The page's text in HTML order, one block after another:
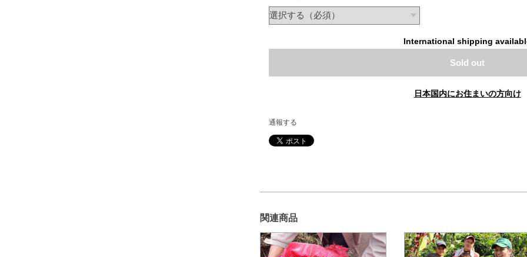
International shipping
Sold out
日本国内にお住まいの方向け
通報する
関連商品